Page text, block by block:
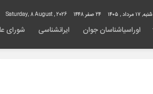
شنبه, ۱۷ مرداد , ۱۴۰۵ 24 صفر 1448
اوراسیاشناسان جوان ایرانشناسی شورای